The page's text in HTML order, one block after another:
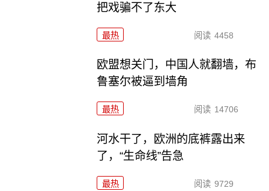
把戏骗不了东大
最热 阅读 4458
欧盟想关门，中国人就翻墙，布
鲁塞尔被逼到墙角
最热 阅读 14706
河水干了，欧洲的底裤露出来
了，“生命线”告急
最热 阅读 9729